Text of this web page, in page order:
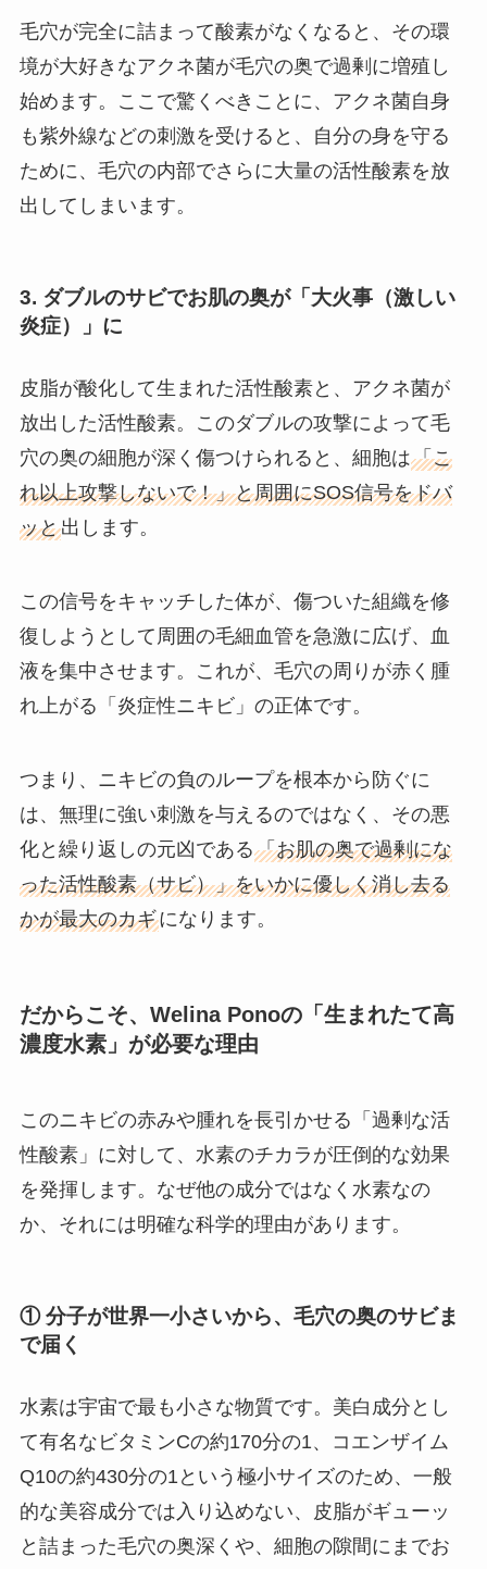
毛穴が完全に詰まって酸素がなくなると、その環
境が大好きなアクネ菌が毛穴の奥で過剰に増殖し
始めます。ここで驚くべきことに、アクネ菌自身
も紫外線などの刺激を受けると、自分の身を守る
ために、毛穴の内部でさらに大量の活性酸素を放
出してしまいます。
3. ダブルのサビでお肌の奥が「大火事（激しい
炎症）」に
皮脂が酸化して生まれた活性酸素と、アクネ菌が
放出した活性酸素。このダブルの攻撃によって毛
穴の奥の細胞が深く傷つけられると、細胞は「こ
れ以上攻撃しないで！」と周囲にSOS信号をドバ
ッと出します。
この信号をキャッチした体が、傷ついた組織を修
復しようとして周囲の毛細血管を急激に広げ、血
液を集中させます。これが、毛穴の周りが赤く腫
れ上がる「炎症性ニキビ」の正体です。
つまり、ニキビの負のループを根本から防ぐに
は、無理に強い刺激を与えるのではなく、その悪
化と繰り返しの元凶である「お肌の奥で過剰にな
った活性酸素（サビ）」をいかに優しく消し去る
かが最大のカギになります。
だからこそ、Welina Ponoの「生まれたて高
濃度水素」が必要な理由
このニキビの赤みや腫れを長引かせる「過剰な活
性酸素」に対して、水素のチカラが圧倒的な効果
を発揮します。なぜ他の成分ではなく水素なの
か、それには明確な科学的理由があります。
① 分子が世界一小さいから、毛穴の奥のサビま
で届く
水素は宇宙で最も小さな物質です。美白成分とし
て有名なビタミンCの約170分の1、コエンザイム
Q10の約430分の1という極小サイズのため、一般
的な美容成分では入り込めない、皮脂がギューッ
と詰まった毛穴の奥深くや、細胞の隙間にまでお